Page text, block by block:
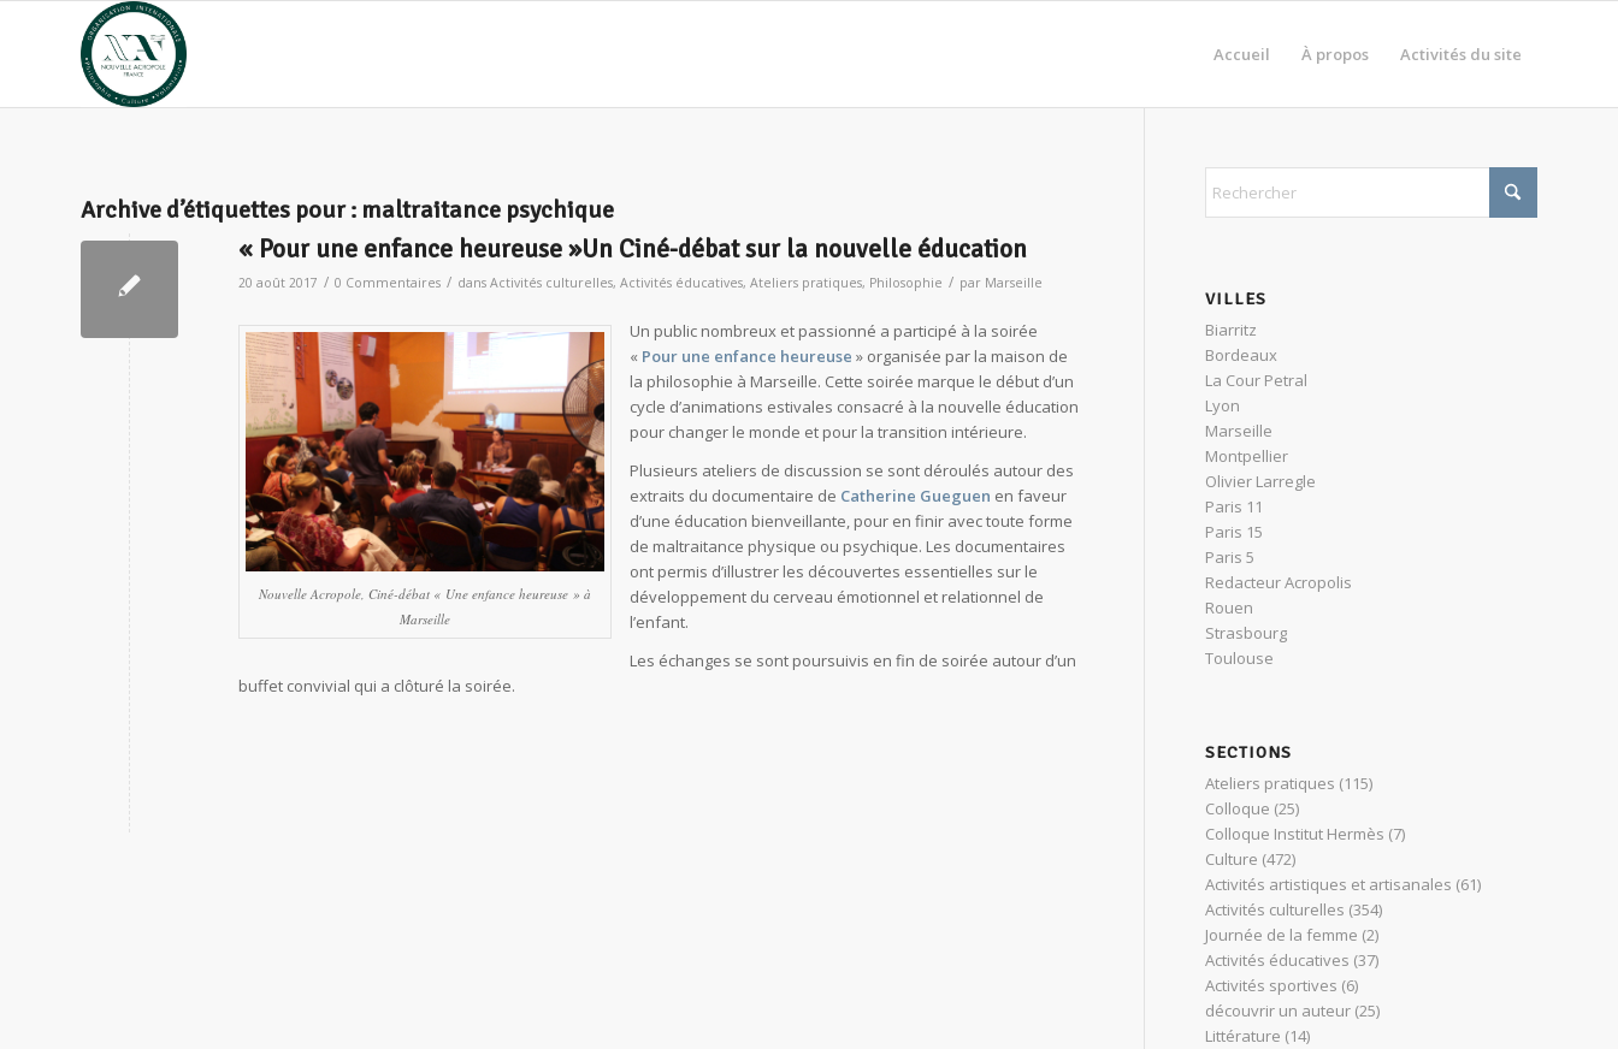
Accueil À propos Activités du site
Archive d’étiquettes pour : maltraitance psychique
« Pour une enfance heureuse »Un Ciné-débat sur la nouvelle éducation
20 août 2017 / 0 Commentaires / dans Activités culturelles, Activités éducatives, Ateliers pratiques, Philosophie / par Marseille
Nouvelle Acropole, Ciné-débat « Une enfance heureuse » à
Marseille
Un public nombreux et passionné a participé à la soirée
« Pour une enfance heureuse » organisée par la maison de
la philosophie à Marseille. Cette soirée marque le début d’un
cycle d’animations estivales consacré à la nouvelle éducation
pour changer le monde et pour la transition intérieure.
Plusieurs ateliers de discussion se sont déroulés autour des
extraits du documentaire de Catherine Gueguen en faveur
d’une éducation bienveillante, pour en finir avec toute forme
de maltraitance physique ou psychique. Les documentaires
ont permis d’illustrer les découvertes essentielles sur le
développement du cerveau émotionnel et relationnel de
l’enfant.
Les échanges se sont poursuivis en fin de soirée autour d’un
buffet convivial qui a clôturé la soirée.
VILLES
Biarritz
Bordeaux
La Cour Petral
Lyon
Marseille
Montpellier
Olivier Larregle
Paris 11
Paris 15
Paris 5
Redacteur Acropolis
Rouen
Strasbourg
Toulouse
SECTIONS
Ateliers pratiques (115)
Colloque (25)
Colloque Institut Hermès (7)
Culture (472)
Activités artistiques et artisanales (61)
Activités culturelles (354)
Journée de la femme (2)
Activités éducatives (37)
Activités sportives (6)
découvrir un auteur (25)
Littérature (14)